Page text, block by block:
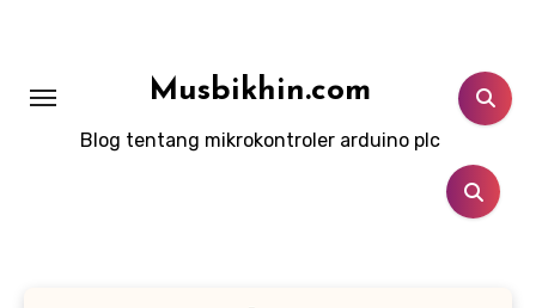
Musbikhin.com
Blog tentang mikrokontroler arduino plc